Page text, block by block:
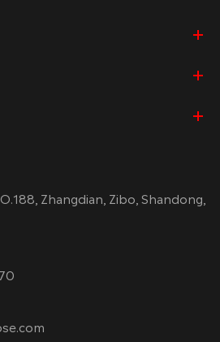
Zhangdian, Zibo, Shandong,